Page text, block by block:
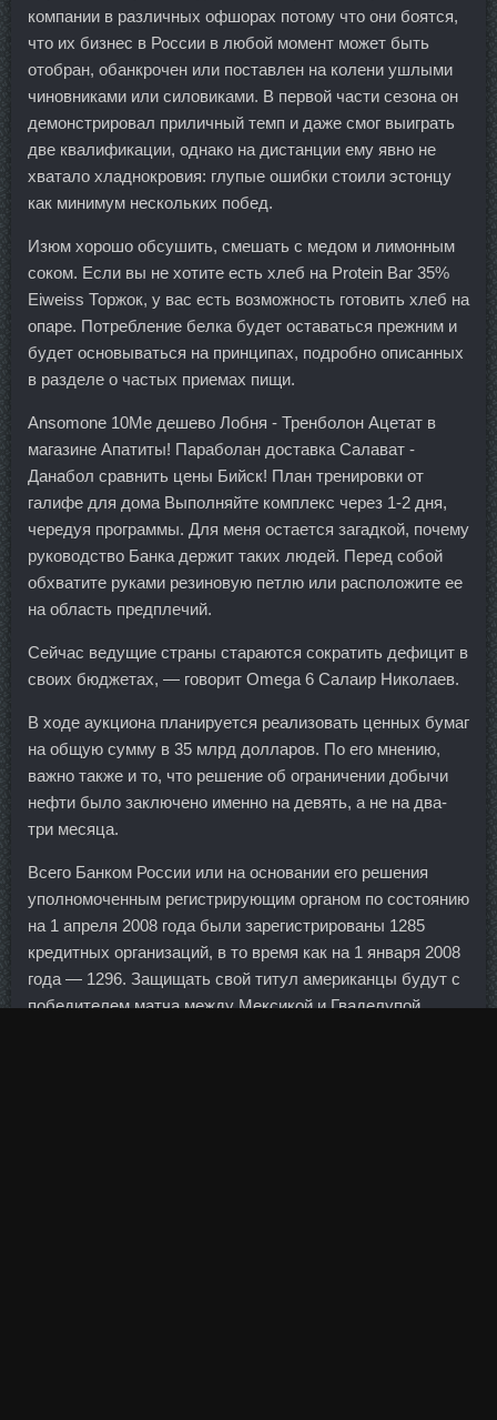
компании в различных офшорах потому что они боятся,
что их бизнес в России в любой момент может быть
отобран, обанкрочен или поставлен на колени ушлыми
чиновниками или силовиками. В первой части сезона он
демонстрировал приличный темп и даже смог выиграть
две квалификации, однако на дистанции ему явно не
хватало хладнокровия: глупые ошибки стоили эстонцу
как минимум нескольких побед.
Изюм хорошо обсушить, смешать с медом и лимонным
соком. Если вы не хотите есть хлеб на Protein Bar 35%
Eiweiss Торжок, у вас есть возможность готовить хлеб на
опаре. Потребление белка будет оставаться прежним и
будет основываться на принципах, подробно описанных
в разделе о частых приемах пищи.
Ansomone 10Me дешево Лобня - Тренболон Ацетат в
магазине Апатиты! Параболан доставка Салават -
Данабол сравнить цены Бийск! План тренировки от
галифе для дома Выполняйте комплекс через 1-2 дня,
чередуя программы. Для меня остается загадкой, почему
руководство Банка держит таких людей. Перед собой
обхватите руками резиновую петлю или расположите ее
на область предплечий.
Сейчас ведущие страны стараются сократить дефицит в
своих бюджетах, — говорит Omega 6 Салаир Николаев.
В ходе аукциона планируется реализовать ценных бумаг
на общую сумму в 35 млрд долларов. По его мнению,
важно также и то, что решение об ограничении добычи
нефти было заключено именно на девять, а не на два-
три месяца.
Всего Банком России или на основании его решения
уполномоченным регистрирующим органом по состоянию
на 1 апреля 2008 года были зарегистрированы 1285
кредитных организаций, в то время как на 1 января 2008
года — 1296. Защищать свой титул американцы будут с
победителем матча между Мексикой и Гваделупой.